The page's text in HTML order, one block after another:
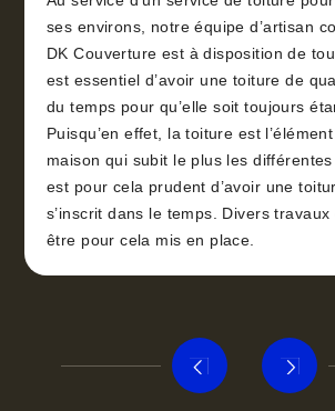
ses environs, notre équipe d’artisan
DK Couverture est à disposition de
est essentiel d’avoir une toiture de
du temps pour qu’elle soit toujours
Puisqu’en effet, la toiture est
maison qui subit le plus les
est pour cela prudent d’avoir une
s’inscrit dans le temps. Divers
être pour cela mis en place.